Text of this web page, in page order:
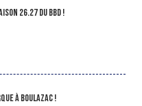
26.27 DU BBD !
à Boulazac !